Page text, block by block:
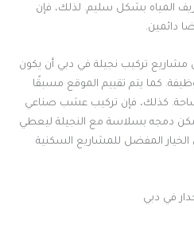
المياه بشكل سليم. لذلك، فإن
دائمين.
تركيب نجيلة في دبي أن يكون
كما يتم تقييم الموقع مسبقًا
كذلك، فإن تركيب عشب صناعي
دمجه بسلاسة مع النجيلة ليعطي
الخيار المفضل للمشاريع السكنية
في دبي